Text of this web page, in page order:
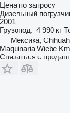
Цена по запросу
Дизельный
2001
Грузопод. 4 990 кг
Мексика,
Maquinaria Wiebe
Связаться с